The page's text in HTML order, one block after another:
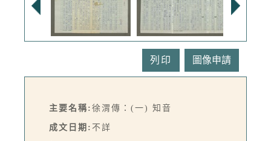
列印
主要名稱: 徐渭傳：(一) 知音
成文日期: 不詳